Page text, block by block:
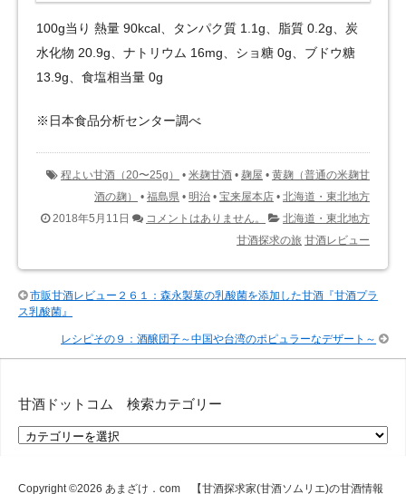
100g当り 熱量 90kcal、タンパク質 1.1g、脂質 0.2g、炭
水化物 20.9g、ナトリウム 16mg、ショ糖 0g、ブドウ糖
13.9g、食塩相当量 0g
※日本食品分析センター調べ
程よい甘酒（20〜25g） • 米麹甘酒 • 麹屋 • 黄麹（普通の米麹甘
酒の麹）
• 福島県 • 明治 • 宝来屋本店 • 北海道・東北地方
2018年5月11日
コメントはありません。
北海道・東北地方
甘酒探求の旅 甘酒レビュー
市販甘酒レビュー２６１：森永製菓の乳酸菌を添加した甘酒『甘酒プラ
ス乳酸菌』
レシピその９：酒醸団子～中国や台湾のポピュラーなデザート～
甘酒ドットコム 検索カテゴリー
甘
ッ
Copyright ©2026 あまざけ．com 【甘酒探求家(甘酒ソムリエ)の甘酒情報